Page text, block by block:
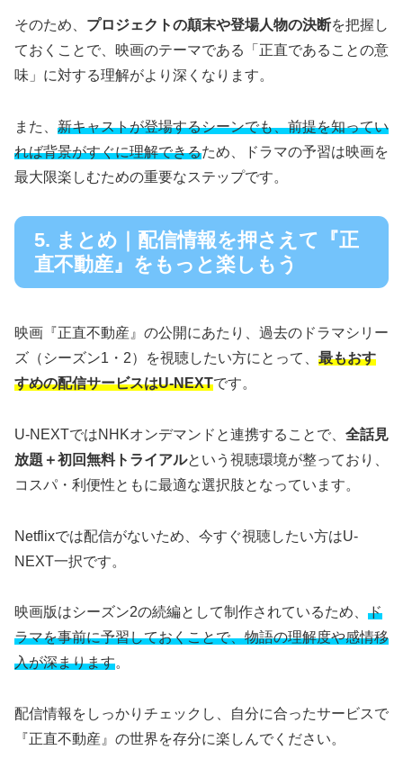
そのため、 プロジェクトの顛末や登場人物の決断を把握し
ておくことで、映画のテーマである「正直であることの意
味」に対する理解がより深くなります。
また、 新キャストが登場するシーンでも、前提を知ってい
れば背景がすぐに理解できるため、ドラマの予習は映画を
最大限楽しむための重要なステップです。
5. まとめ｜配信情報を押さえて『正
直不動産』をもっと楽しもう
映画『正直不動産』の公開にあたり、過去のドラマシリー
ズ（シーズン1・2）を視聴したい方にとって、 最もおす
すめの配信サービスはU-NEXTです。
U-NEXTではNHKオンデマンドと連携することで、 全話見
放題＋初回無料トライアルという視聴環境が整っており、
コスパ・利便性ともに最適な選択肢となっています。
Netflixでは配信がないため、今すぐ視聴したい方はU-
NEXT一択です。
映画版はシーズン2の続編として制作されているため、 ド
ラマを事前に予習しておくことで、物語の理解度や感情移
入が深まります。
配信情報をしっかりチェックし、自分に合ったサービスで
『正直不動産』の世界を存分に楽しんでください。